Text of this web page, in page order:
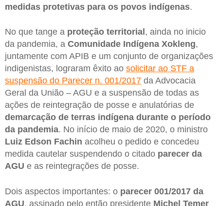
medidas protetivas para os povos indígenas.
No que tange a proteção territorial , ainda no inicio
da pandemia, a Comunidade Indígena Xokleng,
juntamente com APIB e um conjunto de organizações
indigenistas, lograram êxito ao solicitar ao STF a
suspensão do Parecer n. 001/2017 da Advocacia
Geral da União – AGU e a suspensão de todas as
ações de reintegração de posse e anulatórias de
demarcação de terras indígena durante o período
da pandemia. No início de maio de 2020, o ministro
Luiz Edson Fachin acolheu o pedido e concedeu
medida cautelar suspendendo o citado parecer da
AGU e as reintegrações de posse.
Dois aspectos importantes: o parecer 001/2017 da
AGU, assinado pelo então presidente Michel Temer